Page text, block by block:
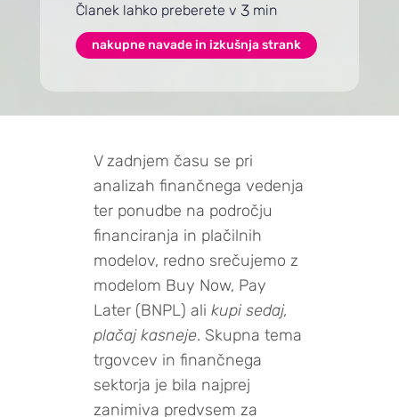
Članek lahko preberete v 3 min
nakupne navade in izkušnja strank
V zadnjem času se pri
analizah finančnega vedenja
ter ponudbe na področju
financiranja in plačilnih
modelov, redno srečujemo z
modelom Buy Now, Pay
Later (BNPL) ali kupi sedaj,
plačaj kasneje. Skupna tema
trgovcev in finančnega
sektorja je bila najprej
zanimiva predvsem za